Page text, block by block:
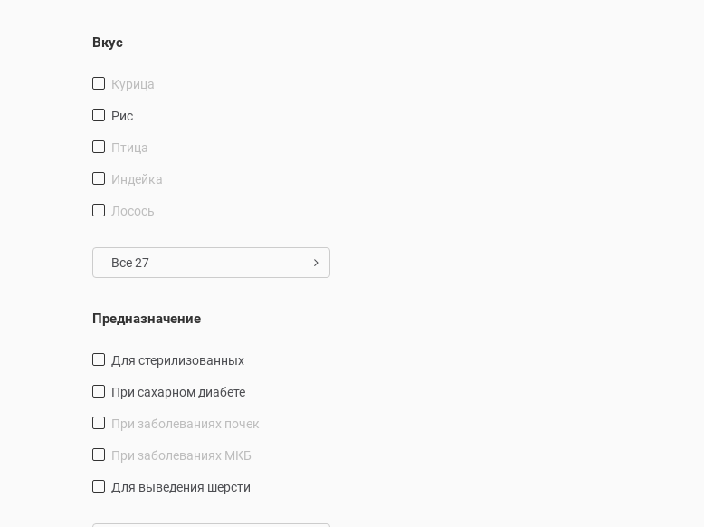
Вкус
курица
рис
птица
индейка
лосось
Все 27
Предназначение
для стерилизованных
при сахарном диабете
при заболеваниях почек
при заболеваниях МКБ
для выведения шерсти